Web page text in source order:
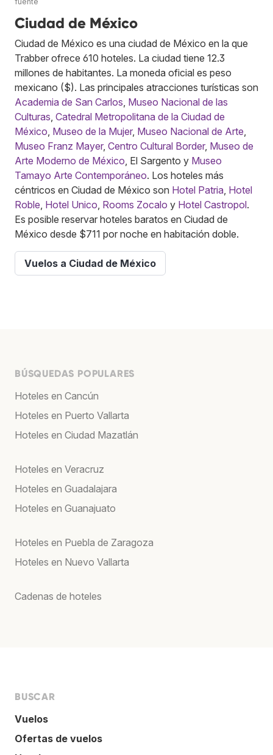
Ciudad de México
Ciudad de México es una ciudad de México en la que
Trabber ofrece 610 hoteles. La ciudad tiene 12.3
millones de habitantes. La moneda oficial es peso
mexicano ($). Las principales atracciones turísticas son
Academia de San Carlos Museo Nacional de las
Culturas Catedral Metropolitana de la Ciudad de
México Museo de la Mujer, Museo Nacional de Arte
Museo Franz Mayer, Centro Cultural Border, Museo de
Arte Moderno de México , El Sargento y Museo
Tamayo Arte Contemporáneo. Los hoteles más
céntricos en Ciudad de México son Hotel Patria Hotel
Roble Hotel Unico Rooms Zocalo y Hotel Castropol.
Es posible reservar hoteles baratos en Ciudad de
México desde $711 por noche en habitación doble.
Vuelos a Ciudad de México
BÚSQUEDAS POPULARES
Hoteles en Cancún
Hoteles en Puerto Vallarta
Hoteles en Ciudad Mazatlán
Hoteles en Veracruz
Hoteles en Guadalajara
Hoteles en Guanajuato
Hoteles en Puebla de Zaragoza
Hoteles en Nuevo Vallarta
Cadenas de hoteles
BUSCAR
Vuelos
Ofertas de vuelos